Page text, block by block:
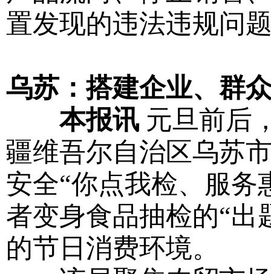
置发现的违法违规问
乌苏：搭建企业、群
本报讯 元旦前后
疆维吾尔自治区乌苏
安全“你点我检、服务
者变身食品抽检的“出
的节日消费环境。